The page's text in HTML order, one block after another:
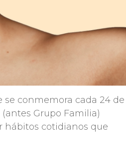
conmemora cada 24 de
Grupo Familia)
hábitos cotidianos que